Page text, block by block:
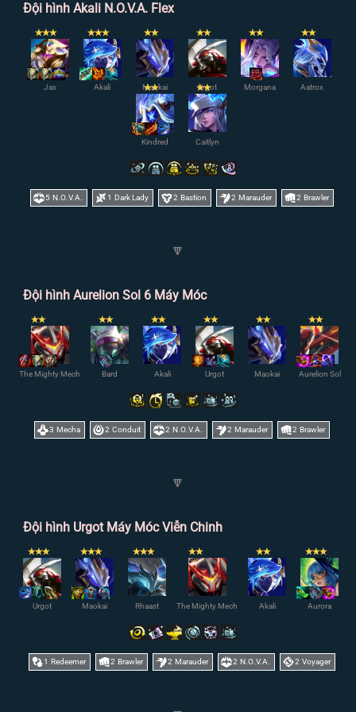
Đội hình Akali N.O.V.A. Flex
✭✭✭
Jax
✭✭✭
Akali
✭✭
Maokai
✭✭
Urgot
✭✭
Morgana
✭✭
Aatrox
✭✭
Kindred
✭✭
Caitlyn
5 N.O.V.A. 1 Dark Lady 2 Bastion 2 Marauder 2 Brawler
🔽
Đội hình Aurelion Sol 6 Máy Móc
✭✭
The Mighty Mech
✭✭
Bard
✭✭
Akali
✭✭
Urgot
✭✭
Maokai
✭✭
Aurelion Sol
3 Mecha 2 Conduit 2 N.O.V.A. 2 Marauder 2 Brawler
🔽
Đội hình Urgot Máy Móc Viễn Chinh
✭✭✭
Urgot
✭✭✭
Maokai
✭✭✭
Rhaast
✭✭
The Mighty Mech
✭✭
Akali
✭✭✭
Aurora
1 Redeemer 2 Brawler 2 Marauder 2 N.O.V.A. 2 Voyager